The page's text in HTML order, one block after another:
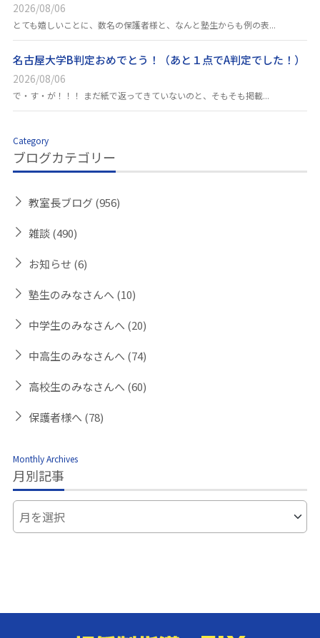
2026/08/06
とても嬉しいことに、数名の保護者様と、なんと塾生からも例の表...
名古屋大学B判定おめでとう！（あと１点でA判定でした！）
2026/08/06
で・す・が！！！ まだ紙で返ってきていないのと、そもそも掲載...
Category
ブログカテゴリー
教室長ブログ(956)
雑談(490)
お知らせ (6)
塾生のみなさんへ (10)
中学生のみなさんへ (20)
中高生のみなさんへ (74)
高校生のみなさんへ (60)
保護者様へ (78)
Monthly Archives
月別記事